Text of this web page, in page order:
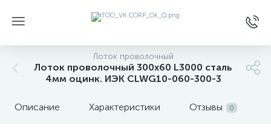
Лоток проволочный
Лоток проволочный 300х60 L3000 сталь
4мм оцинк. ИЭК CLWG10-060-300-3
Описание Характеристики Отзывы 0